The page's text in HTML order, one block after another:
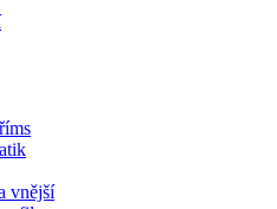
vnější